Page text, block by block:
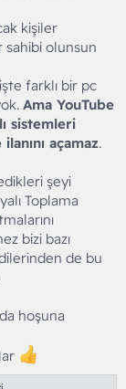
kişiler
sahibi olunsun
farklı bir pc
Ama YouTube
sistemleri
açamaz.
şeyi
Toplama
bizi bazı
de bu
hoşuna